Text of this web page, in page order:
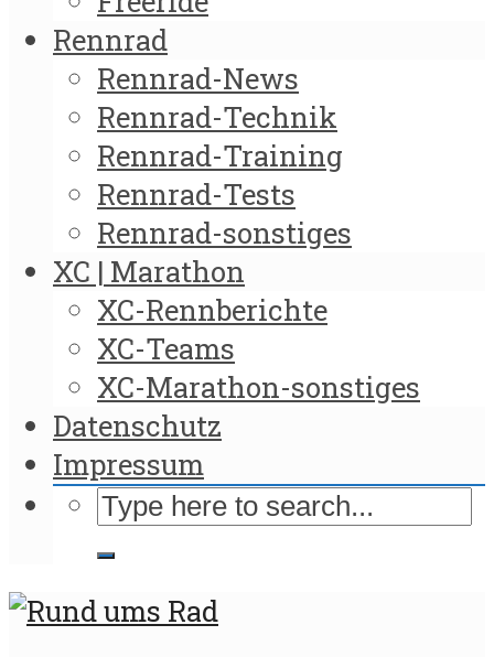
Rennrad
Rennrad-News
Rennrad-Technik
Rennrad-Training
Rennrad-Tests
Rennrad-sonstiges
XC | Marathon
XC-Rennberichte
XC-Teams
XC-Marathon-sonstiges
Datenschutz
Impressum